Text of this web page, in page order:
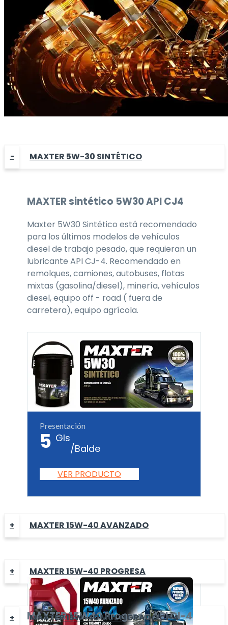
MAXTER 5W-30 SINTÉTICO
MAXTERsintético 5W30API CJ4
Maxter 5W30 Sintético está recomendado
para los últimos modelos de vehículos
diesel de trabajo pesado, que requieran un
lubricante API CJ-4. Recomendado en
remolques, camiones, autobuses, flotas
mixtas (gasolina/diesel), minería, vehículos
diesel, equipo off - road ( fuera de
carretera), equipo agrícola.
Presentación
5 Gls
/Balde
VER PRODUCTO
MAXTER 15W-40 AVANZADO
MAXTER 15W-40 PROGRESA
MAXTER15W40 ProgresaAPI CI-4
MAXTER 15W-40 MULTÍGRADO CI-4